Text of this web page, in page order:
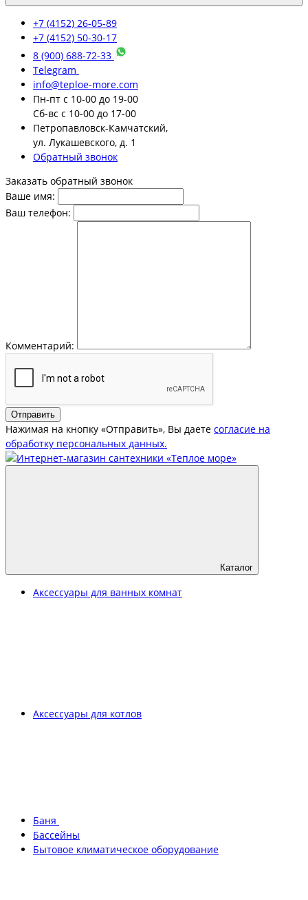
+7 (4152) 26-05-89
+7 (4152) 50-30-17
8 (900) 688-72-33
Telegram
info@teploe-more.com
Пн-пт с 10-00 до 19-00
Сб-вс с 10-00 до 17-00
Петропавловск-Камчатский,
ул. Лукашевского, д. 1
Обратный звонок
Заказать обратный звонок
Ваше имя:
Ваш телефон:
Комментарий:
Отправить
Нажимая на кнопку «Отправить», Вы даете согласие на
обработку персональных данных.
Каталог
Аксессуары для ванных комнат
Аксессуары для котлов
Баня
Бассейны
Бытовое климатическое оборудование